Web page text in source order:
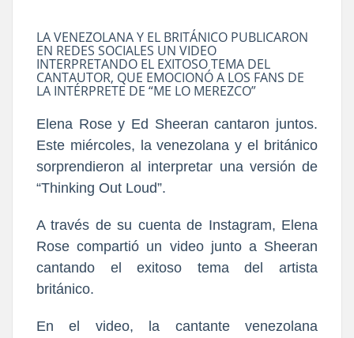
LA VENEZOLANA Y EL BRITÁNICO PUBLICARON
EN REDES SOCIALES UN VIDEO
INTERPRETANDO EL EXITOSO TEMA DEL
CANTAUTOR, QUE EMOCIONÓ A LOS FANS DE
LA INTÉRPRETE DE “ME LO MEREZCO”
Elena Rose y Ed Sheeran cantaron juntos.
Este miércoles, la venezolana y el británico
sorprendieron al interpretar una versión de
“Thinking Out Loud”.
A través de su cuenta de Instagram, Elena
Rose compartió un video junto a Sheeran
cantando el exitoso tema del artista
británico.
En el video, la cantante venezolana